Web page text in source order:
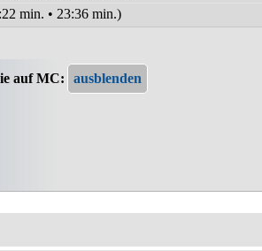
min. • 23:36 min.)
auf MC: